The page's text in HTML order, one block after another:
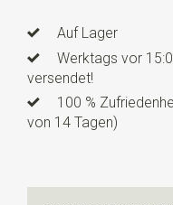
Auf Lager
Werktags vor
versendet!
100 %
von 14 Tagen)